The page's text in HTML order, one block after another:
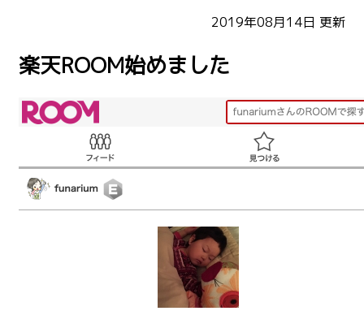
2019年08月14日 更新
楽天ROOM始めました